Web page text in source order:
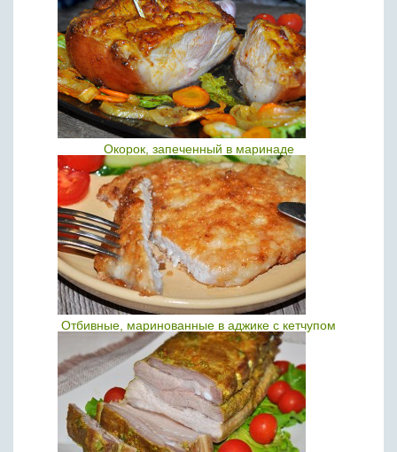
Окорок, запеченный в маринаде
Отбивные, маринованные в аджике с кетчупом